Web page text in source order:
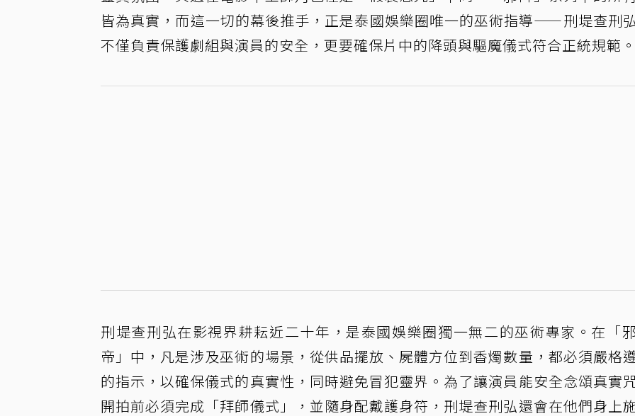
皆為真實，而這一切的幕後推手，正是泰國娛樂圈唯一的巫術指導——刑堤查刑
不僅負責保護劇組與演員的安全，更要確保片中的降頭與驅魔儀式符合正統規範。
刑堤查刑弘在影視界耕耘近二十年，是泰國娛樂圈獨一無二的巫術專家。在「
帝」中，凡是涉及巫術的場景，從供品擺放、屍體方位到香燭數量，都必須嚴格
的指示，以確保儀式的真實性，同時避免冒犯靈界。為了讓演員能安全念頌真實
開拍前必須完成「拜師儀式」，並隨身配戴護身符，刑堤查刑弘還會在他們身上